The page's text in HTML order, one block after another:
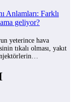
Anlamları: Farklı
geliyor?
yeterince hava
tıkalı olması, yakıt